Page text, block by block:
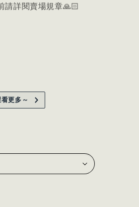
請詳閱賣場規章🙏🏻
更多～